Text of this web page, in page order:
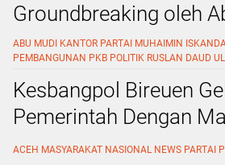
Groundbreaking oleh
ABU MUDI KANTOR PARTAI MUHAIMIN
PEMBANGUNAN PKB POLITIK RUSLAN DAUD
Kesbangpol Bireuen
Pemerintah Dengan
Politik
ACEH MASYARAKAT NASIONAL NEWS PARTAI